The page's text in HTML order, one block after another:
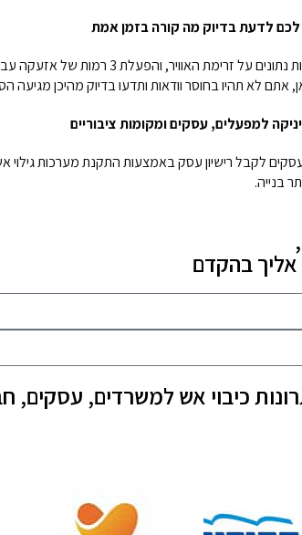
לדעת בדיוק מה קורה בזמן אמת
כאן, אתם לא תהיו בחוסר וודאות ותדעו בדיוק מהיכן
למפעלים, עסקים ומקומות ציבוריים
לקבל רישיון עסק באמצעות התקנת מערכות
בנייה.
אליך בהקדם
כיבוי אש למשרדים, עסקים,